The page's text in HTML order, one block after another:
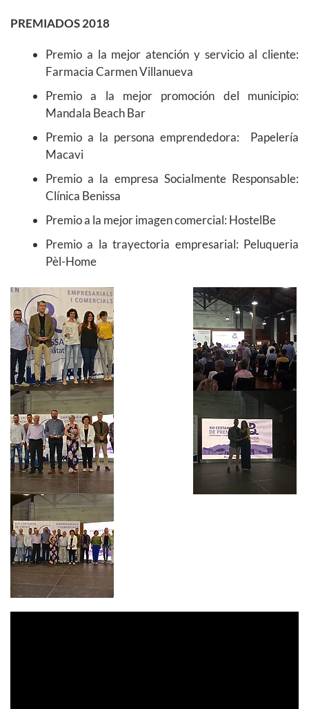
PREMIADOS 2018
Premio a la mejor atención y servicio al cliente:
Farmacia Carmen Villanueva
Premio a la mejor promoción del municipio:
Mandala Beach Bar
Premio a la persona emprendedora: Papelería
Macavi
Premio a la empresa Socialmente Responsable:
Clínica Benissa
Premio a la mejor imagen comercial: HostelBe
Premio a la trayectoria empresarial: Peluqueria
Pèl-Home